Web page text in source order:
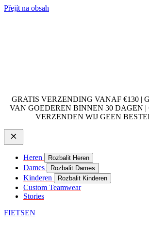
Přejít na obsah
GRATIS VERZENDING VANAF €130 |
VAN GOEDEREN BINNEN 30 DAGEN |
VERZENDEN WIJ GEEN
Heren Rozbalit Heren
Dames Rozbalit Dames
Kinderen Rozbalit Kinderen
Custom Teamwear
Stories
FIETSEN